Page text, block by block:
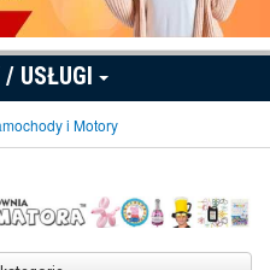
/ USŁUGI
i Motory